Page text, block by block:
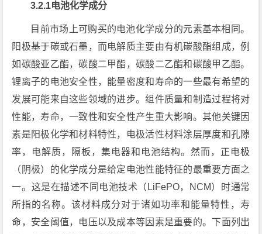
3.2.1电池化学成分
目前市场上可购买的电池化学成分的元素基本相同。
阳极基于碳或石墨，而电解质主要由有机碳酸酯组成，例
如碳酸亚乙酯，碳酸二甲酯，碳酸二乙酯和碳酸甲乙酯。
锂离子的电池安全性，能量密度和寿命的一些最有希望的
发展可能来自这些领域的进步。组件质量和制造过程将对
性能，寿命，一致性和安全性产生重大影响。其他关键因
素是阳极化学和材料特性，电极活性材料涂层厚度和孔隙
率，电解质，隔板，集电器和电池结构。然而，正电极
（阴极）的化学成分是给定电池性能特征的最重要方面之
一。这是在描述不同电池技术（LiFePO，NCM）时通常
所指的名称。该材料成分对于诸如功率和能量特性，寿
命，安全阈值，电压以及成本等因素是重要的。下面列出